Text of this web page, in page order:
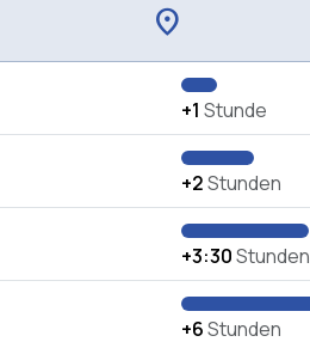
location_on
+1 Stunde
+2Stunden
+3:30Stunden
+6Stunden